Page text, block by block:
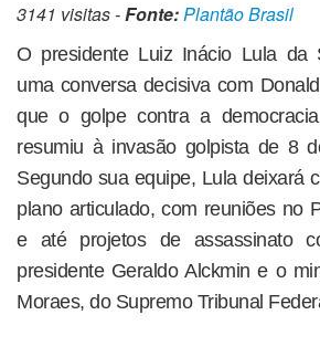
3141 visitas -Fonte:Plantão Brasil
O presidente Luiz Inácio Lula da
uma conversa decisiva com
que o golpe contra a
resumiu à invasão golpista de 8
Segundo sua equipe, Lula deixará
plano articulado, com reuniões no
e até projetos de assassinato
presidente Geraldo Alckmin e o
Moraes, do Supremo Tribunal